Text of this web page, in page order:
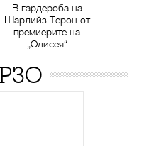
В гардероба на
Шарлийз Терон от
премиерите на
„Одисея“